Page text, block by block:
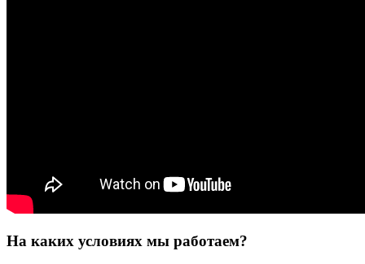
На каких условиях мы работаем?